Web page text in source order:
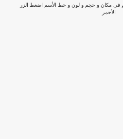
في مكان و حجم و لون و خط الأسم اضغط الزر
الأحمر